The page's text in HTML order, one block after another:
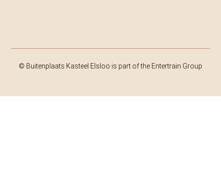
© Buitenplaats Kasteel Elsloo is part of the Entertrain Group